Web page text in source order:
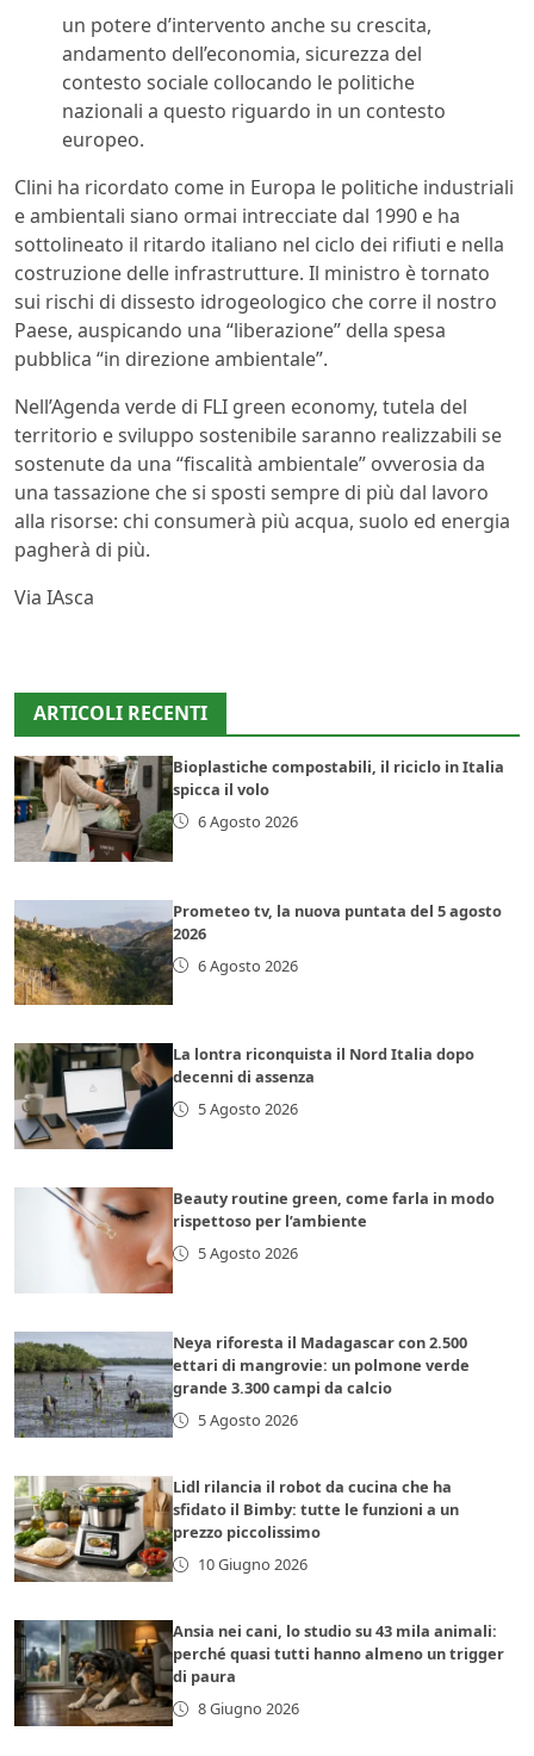
un potere d’intervento anche su crescita,
andamento dell’economia, sicurezza del
contesto sociale collocando le politiche
nazionali a questo riguardo in un contesto
europeo.
Clini ha ricordato come in Europa le politiche industriali
e ambientali siano ormai intrecciate dal 1990 e ha
sottolineato il ritardo italiano nel ciclo dei rifiuti e nella
costruzione delle infrastrutture. Il ministro è tornato
sui rischi di dissesto idrogeologico che corre il nostro
Paese, auspicando una “liberazione” della spesa
pubblica “in direzione ambientale”.
Nell’Agenda verde di FLI green economy, tutela del
territorio e sviluppo sostenibile saranno realizzabili se
sostenute da una “fiscalità ambientale” ovverosia da
una tassazione che si sposti sempre di più dal lavoro
alla risorse: chi consumerà più acqua, suolo ed energia
pagherà di più.
Via IAsca
ARTICOLI RECENTI
Bioplastiche compostabili, il riciclo in Italia
spicca il volo
6 Agosto 2026
Prometeo tv, la nuova puntata del 5 agosto
2026
6 Agosto 2026
La lontra riconquista il Nord Italia dopo
decenni di assenza
5 Agosto 2026
Beauty routine green, come farla in modo
rispettoso per l’ambiente
5 Agosto 2026
Neya riforesta il Madagascar con 2.500
ettari di mangrovie: un polmone verde
grande 3.300 campi da calcio
5 Agosto 2026
Lidl rilancia il robot da cucina che ha
sfidato il Bimby: tutte le funzioni a un
prezzo piccolissimo
10 Giugno 2026
Ansia nei cani, lo studio su 43 mila animali:
perché quasi tutti hanno almeno un trigger
di paura
8 Giugno 2026